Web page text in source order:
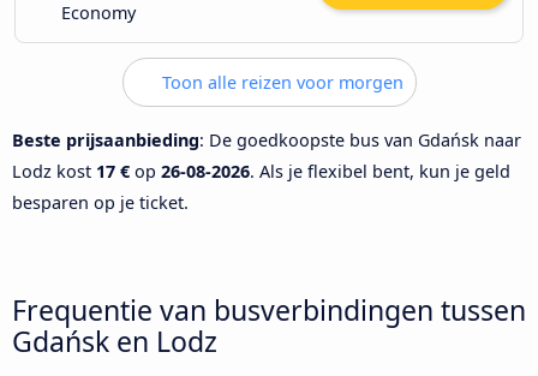
Economy
Toon alle reizen voor morgen
Beste prijsaanbieding: De goedkoopste bus van Gdańsk naar
Lodz kost 17 € op 26-08-2026. Als je flexibel bent, kun je geld
besparen op je ticket.
Frequentie van busverbindingen tussen
Gdańsk en Lodz